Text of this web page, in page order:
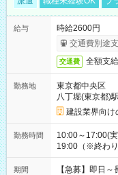
給与
時給2600円
交通費別途
交通費 全額支給
勤務地
東京都中央区
八丁堀(東京都)
建設業界向け
勤務時間
10:00～17:00(
19:00（※終わり
期間 【急募】即日